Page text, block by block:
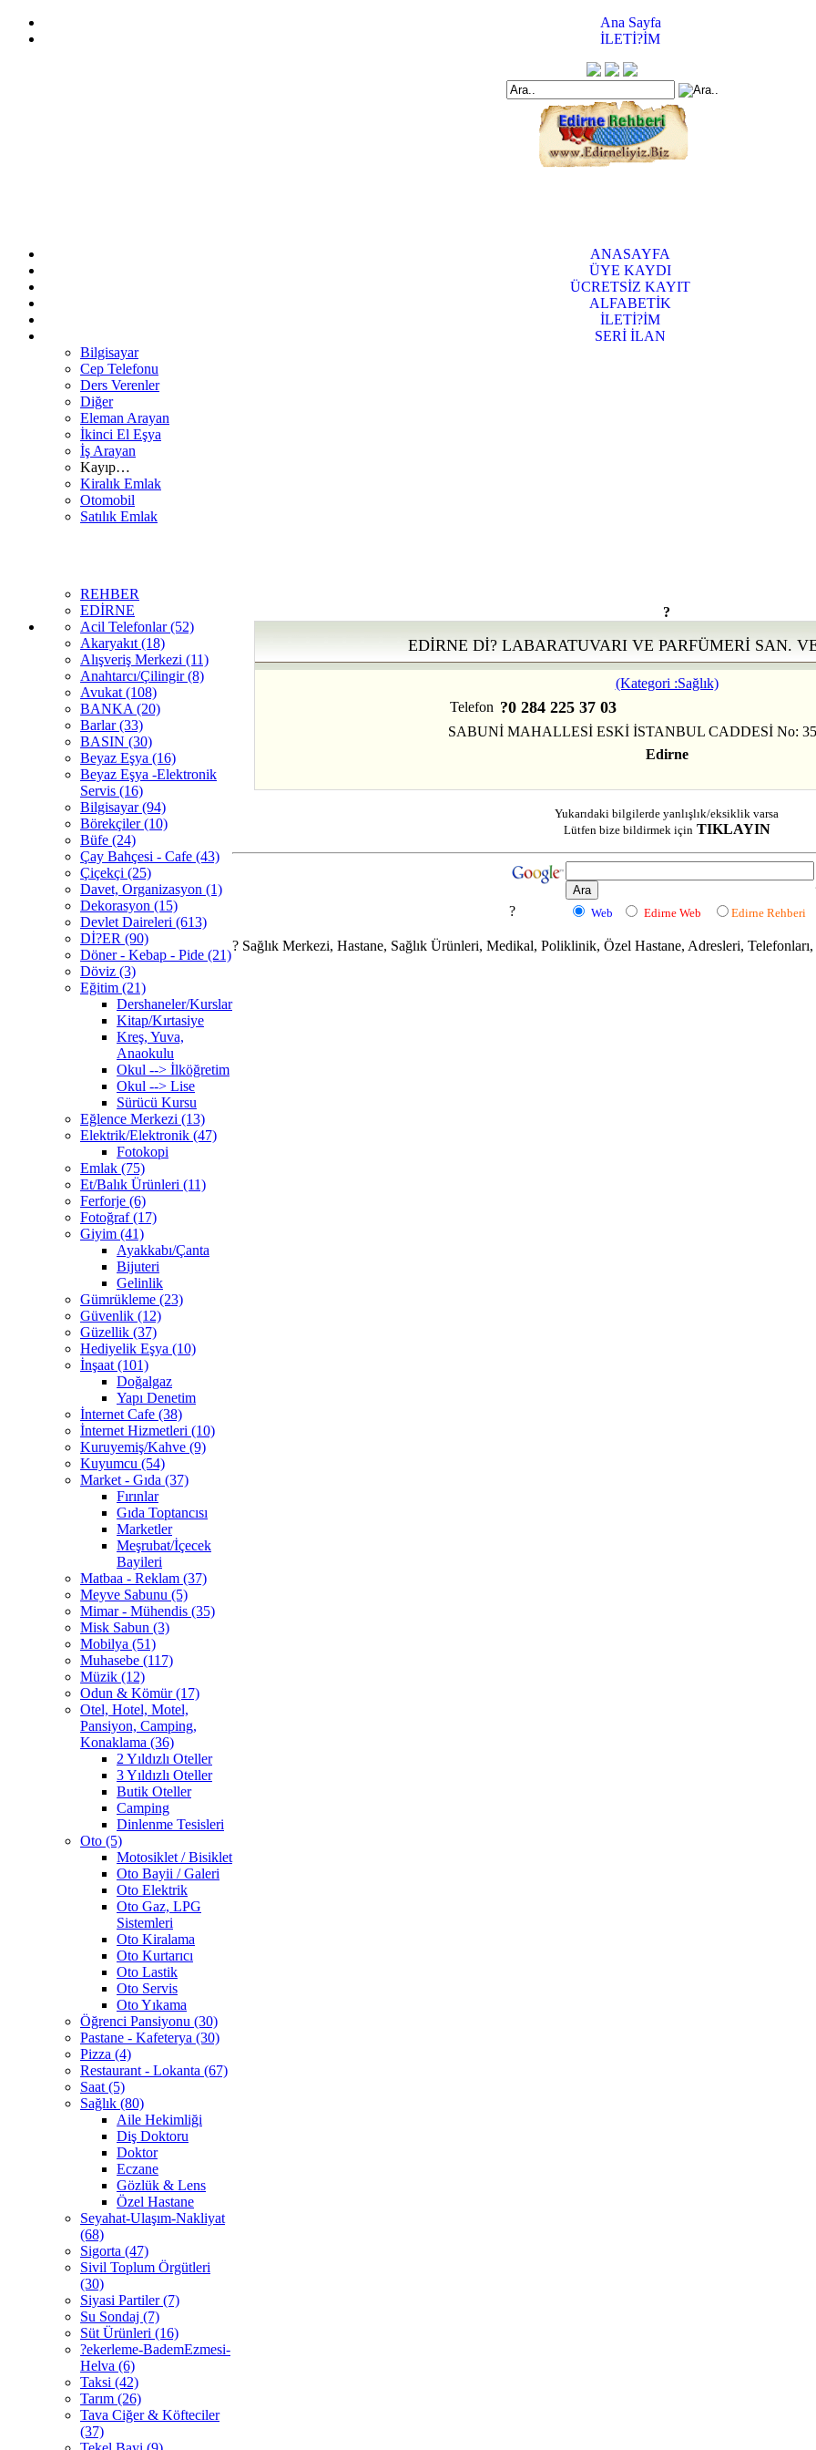
Ana Sayfa
İLETİ?İM
ANASAYFA
ÜYE KAYDI
ÜCRETSİZ KAYIT
ALFABETİK
İLETİ?İM
SERİ İLAN
Bilgisayar
Cep Telefonu
Ders Verenler
Diğer
Eleman Arayan
İkinci El Eşya
İş Arayan
Kayıp…
Kiralık Emlak
Otomobil
Satılık Emlak
REHBER
EDİRNE
Acil Telefonlar (52)
Akaryakıt (18)
Alışveriş Merkezi (11)
Anahtarcı/Çilingir (8)
Avukat (108)
BANKA (20)
Barlar (33)
BASIN (30)
Beyaz Eşya (16)
Beyaz Eşya -Elektronik
Servis (16)
Bilgisayar (94)
Börekçiler (10)
Büfe (24)
Çay Bahçesi - Cafe (43)
Çiçekçi (25)
Davet, Organizasyon (1)
Dekorasyon (15)
Devlet Daireleri (613)
Dİ?ER (90)
Döner - Kebap - Pide (21)
Döviz (3)
Eğitim (21)
Dershaneler/Kurslar
Kitap/Kırtasiye
Kreş, Yuva,
Anaokulu
Okul --> İlköğretim
Okul --> Lise
Sürücü Kursu
Eğlence Merkezi (13)
Elektrik/Elektronik (47)
Fotokopi
Emlak (75)
Et/Balık Ürünleri (11)
Ferforje (6)
Fotoğraf (17)
Giyim (41)
Ayakkabı/Çanta
Bijuteri
Gelinlik
Gümrükleme (23)
Güvenlik (12)
Güzellik (37)
Hediyelik Eşya (10)
İnşaat (101)
Doğalgaz
Yapı Denetim
İnternet Cafe (38)
İnternet Hizmetleri (10)
Kuruyemiş/Kahve (9)
Kuyumcu (54)
Market - Gıda (37)
Fırınlar
Gıda Toptancısı
Marketler
Meşrubat/İçecek
Bayileri
Matbaa - Reklam (37)
Meyve Sabunu (5)
Mimar - Mühendis (35)
Misk Sabun (3)
Mobilya (51)
Muhasebe (117)
Müzik (12)
Odun & Kömür (17)
Otel, Hotel, Motel,
Pansiyon, Camping,
Konaklama (36)
2 Yıldızlı Oteller
3 Yıldızlı Oteller
Butik Oteller
Camping
Dinlenme Tesisleri
Oto (5)
Motosiklet / Bisiklet
Oto Bayii / Galeri
Oto Elektrik
Oto Gaz, LPG
Sistemleri
Oto Kiralama
Oto Kurtarıcı
Oto Lastik
Oto Servis
Oto Yıkama
Öğrenci Pansiyonu (30)
Pastane - Kafeterya (30)
Pizza (4)
Restaurant - Lokanta (67)
Saat (5)
Sağlık (80)
Aile Hekimliği
Diş Doktoru
Doktor
Eczane
Gözlük & Lens
Özel Hastane
Seyahat-Ulaşım-Nakliyat
(68)
Sigorta (47)
Sivil Toplum Örgütleri
(30)
Siyasi Partiler (7)
Su Sondaj (7)
Süt Ürünleri (16)
?ekerleme-BademEzmesi-
Helva (6)
Taksi (42)
Tarım (26)
Tava Ciğer & Köfteciler
(37)
?
EDİRNE Dİ? LABARATUVARI VE PARFÜMERİ SAN.
(Kategori :Sağlık)
Telefon ?0 284 225 37 03
SABUNİ MAHALLESİ ESKİ İSTANBUL CADDESİ No:
Edirne
Yukarıdaki bilgilerde yanlışlık/eksiklik varsa
Lütfen bize bildirmek için TIKLAYIN
?
Web Edirne Web Edirne Rehberi
? Sağlık Merkezi, Hastane, Sağlık Ürünleri, Medikal, Poliklinik, Özel Hastane, Adresleri, Telefonları,